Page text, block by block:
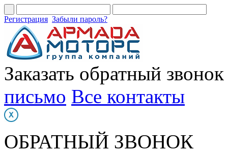
Регистрация Забыли пароль?
Заказать обратный звонок
письмо Все контакты
ОБРАТНЫЙ ЗВОНОК